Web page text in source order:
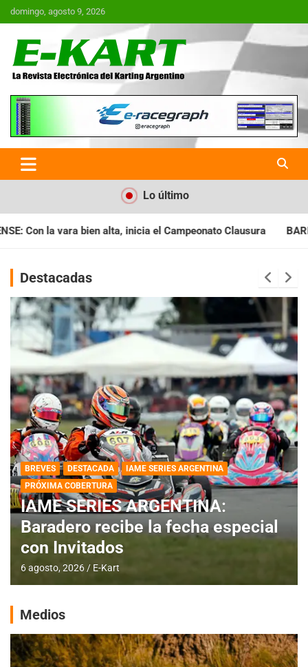
Saltar
al
domingo, agosto 9, 2026
E-Kart.com.ar | La Revista
Electrónica del Karting en
Argentina
Lo último
el Campeonato Clausura BARILOCHENSE: Preparan una
Destacadas
BREVES DESTACADA
IAME SERIES ARGENTINA
PRÓXIMA COBERTURA
IAME SERIES ARGENTINA:
Baradero recibe la fecha especial
con Invitados
6 agosto, 2026 E-Kart
Medios